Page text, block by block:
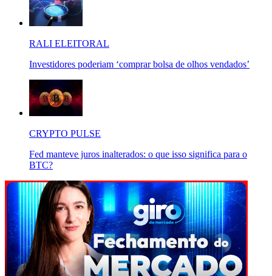
RALI ELEITORAL
Investidores poderiam ‘comprar bolsa de olhos vendados’
CRYPTO PULSE
Fed manteve juros inalterados: o que isso significa para o
BTC?